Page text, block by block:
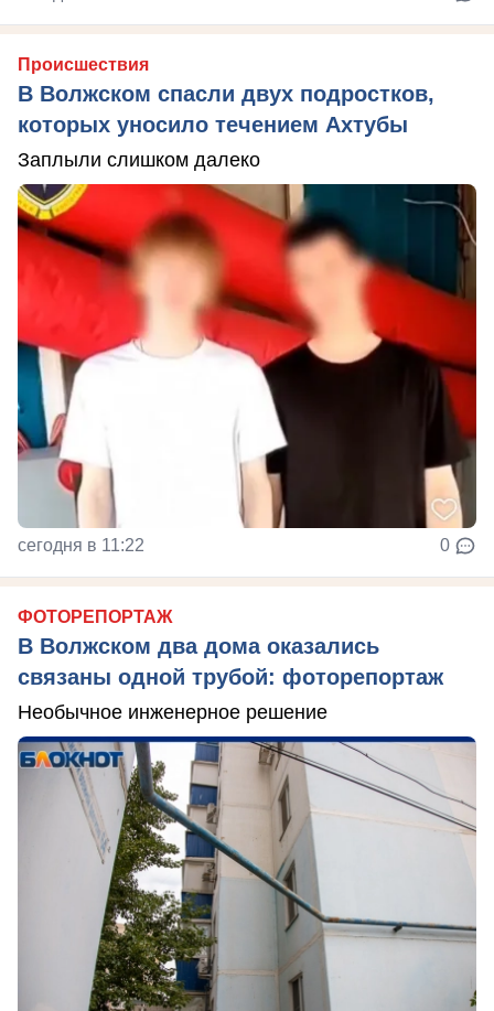
Происшествия
В Волжском спасли двух подростков,
которых уносило течением Ахтубы
Заплыли слишком далеко
сегодня в 11:22 0
ФОТОРЕПОРТАЖ
В Волжском два дома оказались
связаны одной трубой: фоторепортаж
Необычное инженерное решение